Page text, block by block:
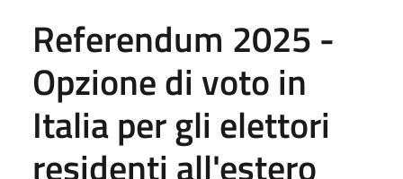
Referendum 2025 -
Opzione di voto in
Italia per gli elettori
residenti all'estero